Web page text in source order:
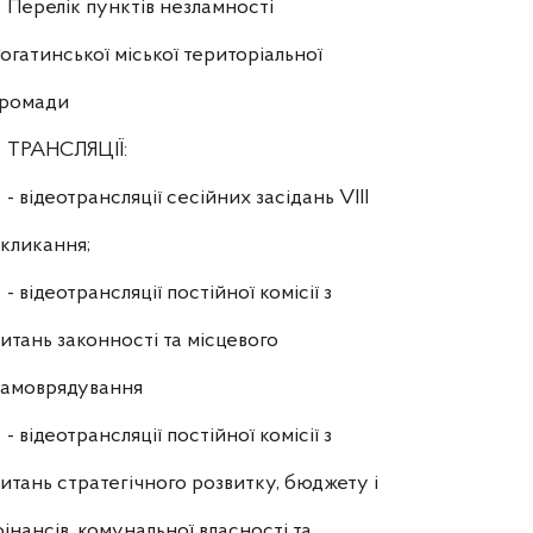
Перелік пунктів незламності
міської територіальної
ТРАНСЛЯЦІЇ:
- відеотрансляції сесійних засідань VIII
- відеотрансляції постійної комісії з
законності та місцевого
- відеотрансляції постійної комісії з
стратегічного розвитку, бюджету і